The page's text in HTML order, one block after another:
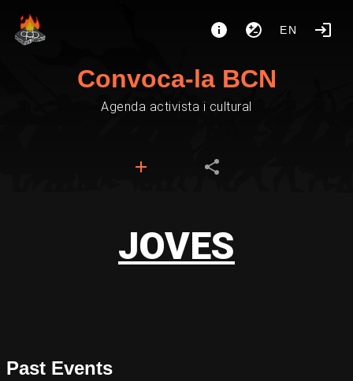
EN
Convoca-la BCN
Agenda activista i cultural
JOVES
Past Events